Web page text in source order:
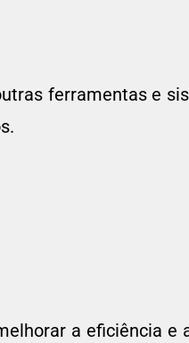
ferramentas e
a eficiência e